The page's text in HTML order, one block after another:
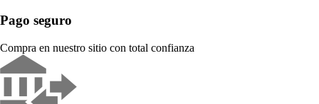
Pago seguro
Compra en nuestro sitio con total confianza